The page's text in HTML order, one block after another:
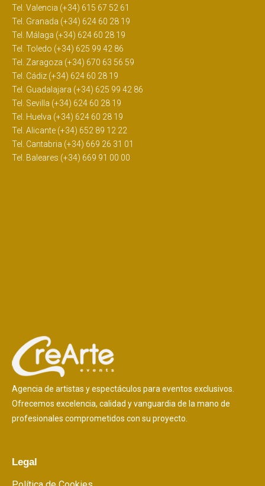
Tel. Valencia (+34) 615 67 52 61
Tel. Granada (+34) 624 60 28 19
Tel. Málaga (+34) 624 60 28 19
Tel. Toledo (+34) 625 99 42 86
Tel. Zaragoza (+34) 670 63 56 59
Tel. Cádiz (+34) 624 60 28 19
Tel. Guadalajara (+34) 625 99 42 86
Tel. Sevilla (+34) 624 60 28 19
Tel. Huelva (+34) 624 60 28 19
Tel. Alicante (+34) 652 89 12 22
Tel. Cantabria (+34) 669 26 31 01
Tel. Baleares (+34) 669 91 00 00
Agencia de artistas y espectáculos para eventos exclusivos.
Ofrecemos excelencia, calidad y vanguardia de la mano de
profesionales comprometidos con su proyecto.
Legal